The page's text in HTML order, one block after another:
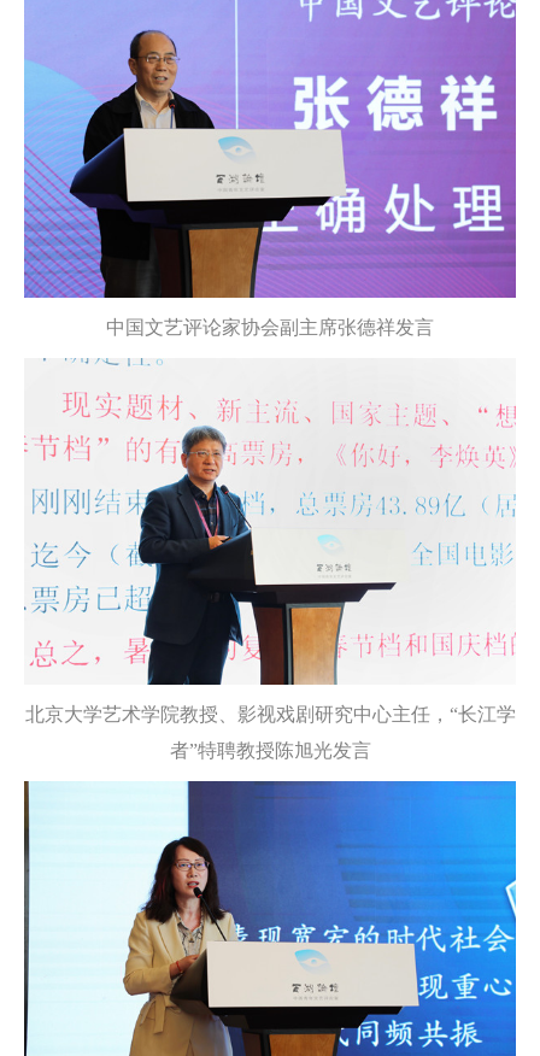
中国文艺评论家协会副主席张德祥发言
北京大学艺术学院教授、影视戏剧研究中心主任，“长江学
者”特聘教授陈旭光发言